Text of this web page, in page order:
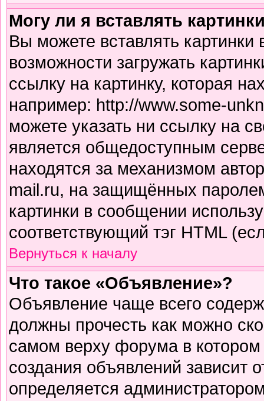
Могу ли я вставлять
Вы можете вставлять
возможности загружать
ссылку на картинку, которая
например: http://www.some-
можете указать ни ссылку на
является общедоступным
находятся за механизмом
mail.ru, на защищённых
картинки в сообщении
соответствующий тэг HTML
Вернуться к началу
Что такое «Объявление»?
Объявление чаще всего
должны прочесть как можно
самом верху форума в
создания объявлений зависит
определяется